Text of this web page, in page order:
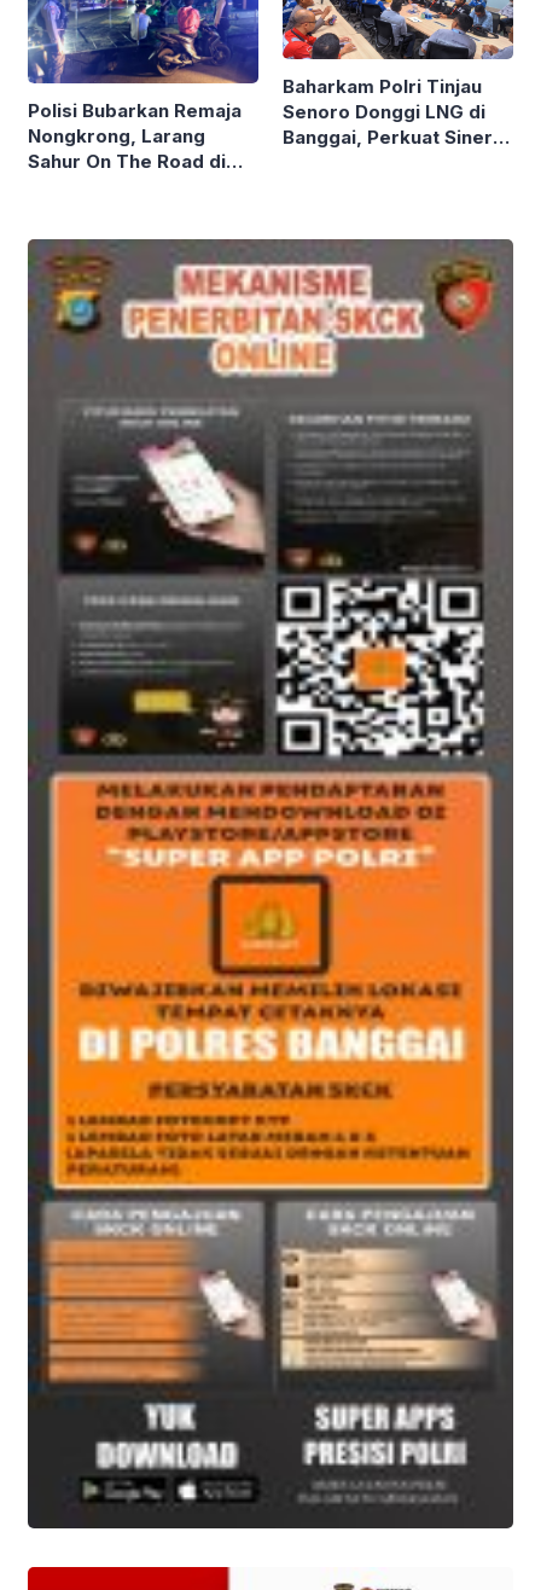
Polisi Bubarkan Remaja
Nongkrong, Larang
Sahur On The Road di
Baharkam Polri Tinjau
Senoro Donggi LNG di
Banggai, Perkuat Sinergi